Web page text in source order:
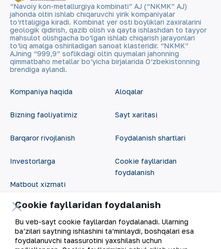
“Navoiy kon-metallurgiya kombinati” AJ (“NKMK” AJ)
jahonda oltin ishlab chiqaruvchi yirik kompaniyalar
to‘rttaligiga kiradi. Kombinat yer osti boyliklari zaxiralarini
geologik qidirish, qazib olish va qayta ishlashdan to tayyor
mahsulot olishgacha bo‘lgan ishlab chiqarish jarayonlari
to‘liq amalga oshiriladigan sanoat klasteridir. “NKMK”
AJning “999,9” soflikdagi oltin quymalari jahonning
qimmatbaho metallar bo‘yicha birjalarida O‘zbekistonning
brendiga aylandi.
Kompaniya haqida
Bizning faoliyatimiz
Barqaror rivojlanish
Investorlarga
Matbout xizmati
Karyera
Raqamli hukumat
Aloqalar
Sayt xaritasi
Foydalanish shartlari
Cookie fayllaridan
foydalanish
RSS feed
Cookie fayllaridan foydalanish
Bu veb-sayt cookie fayllardan foydalanadi. Ularning
ba’zilari saytning ishlashini ta’minlaydi, boshqalari esa
foydalanuvchi taassurotini yaxshilash uchun